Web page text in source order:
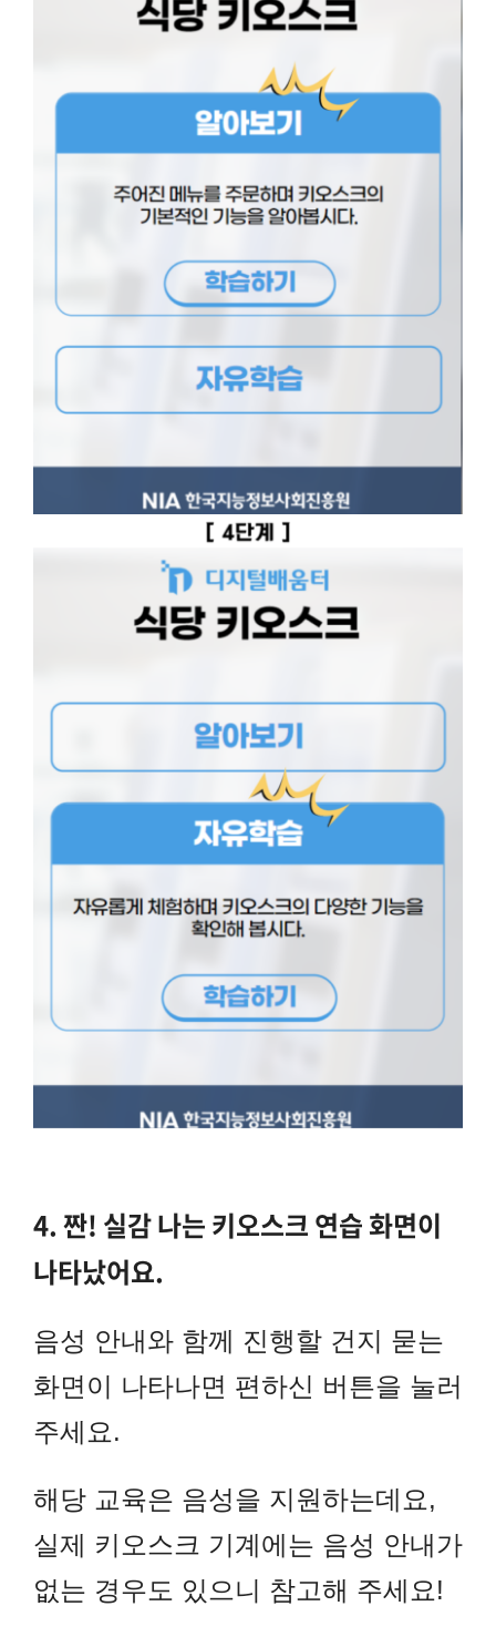
4. 짠! 실감 나는 키오스크 연습 화면이
나타났어요.
음성 안내와 함께 진행할 건지 묻는
화면이 나타나면 편하신 버튼을 눌러
주세요.
해당 교육은 음성을 지원하는데요,
실제 키오스크 기계에는 음성 안내가
없는 경우도 있으니 참고해 주세요!